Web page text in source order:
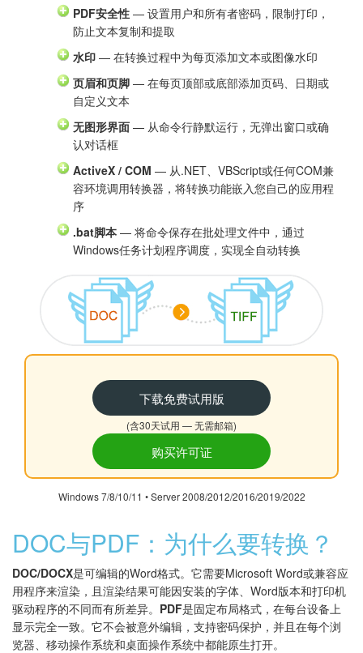
PDF安全性 — 设置用户和所有者密码，限制打印，
防止文本复制和提取
水印 — 在转换过程中为每页添加文本或图像水印
页眉和页脚 — 在每页顶部或底部添加页码、日期或
自定义文本
无图形界面 — 从命令行静默运行，无弹出窗口或确
认对话框
ActiveX / COM — 从.NET、VBScript或任何COM兼
容环境调用转换器，将转换功能嵌入您自己的应用程
序
.bat脚本 — 将命令保存在批处理文件中，通过
Windows任务计划程序调度，实现全自动转换
下载免费试用版
(含30天试用 — 无需邮箱)
购买许可证
Windows 7/8/10/11 • Server 2008/2012/2016/2019/2022
DOC与PDF：为什么要转换？
DOC/DOCX是可编辑的Word格式。它需要Microsoft Word或兼容应
用程序来渲染，且渲染结果可能因安装的字体、Word版本和打印机
驱动程序的不同而有所差异。 PDF是固定布局格式，在每台设备上
显示完全一致。它不会被意外编辑，支持密码保护，并且在每个浏
览器、移动操作系统和桌面操作系统中都能原生打开。